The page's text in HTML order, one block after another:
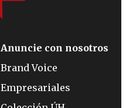
Anuncie con nosotros
Brand Voice
Empresariales